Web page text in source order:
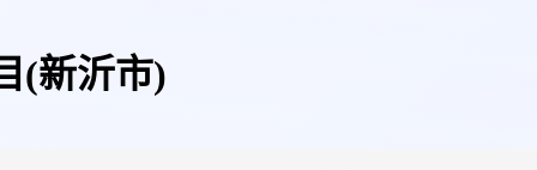
(新沂市)